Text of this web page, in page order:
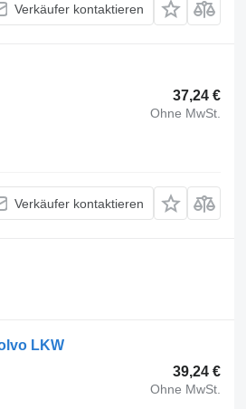
Verkäufer kontaktieren
37,24 €
Ohne MwSt.
Verkäufer kontaktieren
LKW
39,24 €
Ohne MwSt.